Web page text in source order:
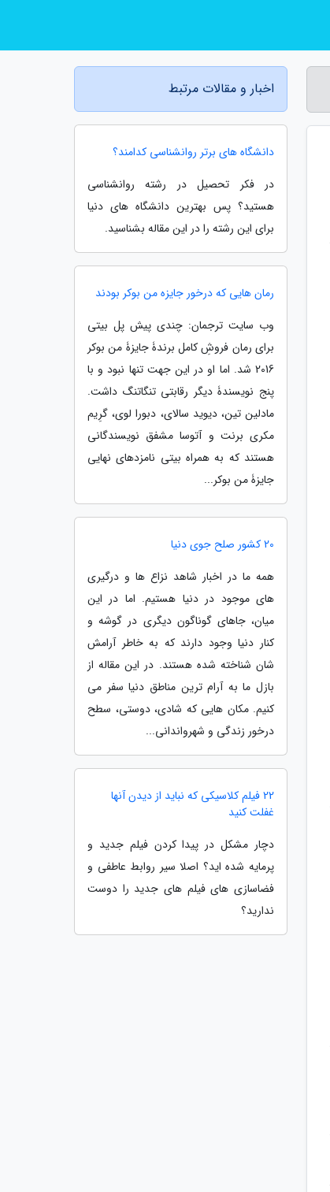
اخبار و مقالات مرتبط
دانشگاه های برتر روانشناسی کدامند؟
در فکر تحصیل در رشته روانشناسی
هستید؟ پس بهترین دانشگاه های دنیا
برای این رشته را در این مقاله بشناسید.
رمان هایی که درخور جایزه من بوکر بودند
وب سایت ترجمان: چندی پیش پل بیتی
برای رمان فروشِ کامل برندۀ جایزۀ من بوکر
2016 شد. اما او در این جهت تنها نبود و با
پنج نویسندۀ دیگر رقابتی تنگاتنگ داشت.
مادلین تین، دیوید سالای، دبورا لوی، گرِیم
مکری برنت و آتوسا مشفق نویسندگانی
هستند که به همراه بیتی نامزدهای نهایی
جایزۀ من بوکر...
20 کشور صلح جوی دنیا
همه ما در اخبار شاهد نزاع ها و درگیری
های موجود در دنیا هستیم. اما در این
میان، جاهای گوناگون دیگری در گوشه و
کنار دنیا وجود دارند که به خاطر آرامش
شان شناخته شده هستند. در این مقاله از
بازل ما به آرام ترین مناطق دنیا سفر می
کنیم. مکان هایی که شادی، دوستی، سطح
درخور زندگی و شهرواندانی...
22 فیلم کلاسیکی که نباید از دیدن آنها
غفلت کنید
دچار مشکل در پیدا کردن فیلم جدید و
پرمایه شده اید؟ اصلا سیر روابط عاطفی و
فضاسازی های فیلم های جدید را دوست
ندارید؟